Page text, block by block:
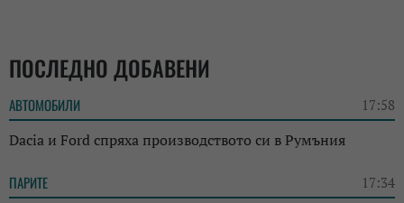
ПОСЛЕДНО ДОБАВЕНИ
АВТОМОБИЛИ 17:58
Dacia и Ford спряха производството си в Румъния
ПАРИТЕ 17:34